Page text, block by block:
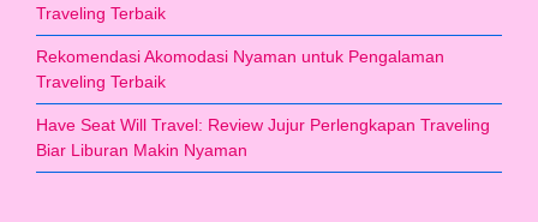
Traveling Terbaik
Rekomendasi Akomodasi Nyaman untuk Pengalaman
Traveling Terbaik
Have Seat Will Travel: Review Jujur Perlengkapan Traveling
Biar Liburan Makin Nyaman